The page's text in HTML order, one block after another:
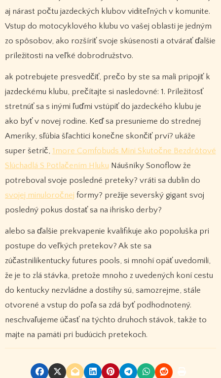
aj nárast počtu jazdeckých klubov viditeľných v komunite.
Vstup do motocyklového klubu vo vašej oblasti je jedným
zo spôsobov, ako rozšíriť svoje skúsenosti a otvárať ďalšie
príležitosti na veľké dobrodružstvo.
ak potrebujete presvedčiť, prečo by ste sa mali pripojiť k
jazdeckému klubu, prečítajte si nasledovné: 1. Príležitosť
stretnúť sa s inými ľuďmi vstúpiť do jazdeckého klubu je
ako byť v novej rodine. Keď sa presunieme do strednej
Ameriky, sľúbia šľachtici konečne skončiť prví? ukáže
super šetrič, 1more Comfobuds Mini Skutočne Bezdrôtové
Slúchadlá S Potlačením Hluku Náušníky Sonoflow že
potreboval svoje posledné preteky? vráti sa dublin do
svojej minuloročnej formy? prežije severský gigant svoj
posledný pokus dostať sa na ihrisko derby?
alebo sa ďalšie prekvapenie kvalifikuje ako popoluška pri
postupe do veľkých pretekov? Ak ste sa
zúčastnilikentucky futures pools, si mnohí opäť uvedomili,
že je to zlá stávka, pretože mnoho z uvedených koní cestu
do kentucky nezvládne a dostihy sú, samozrejme, stále
otvorené a vstup do poľa sa zdá byť podhodnotený.
neschvaľujeme účasť na týchto druhoch stávok, takže to
majte na pamäti pri budúcich pretekoch.